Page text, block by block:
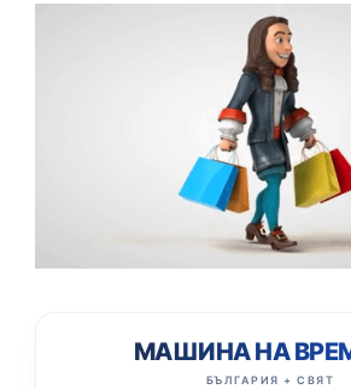
МАШИНА НА
БЪЛГАРИЯ + СВЯТ